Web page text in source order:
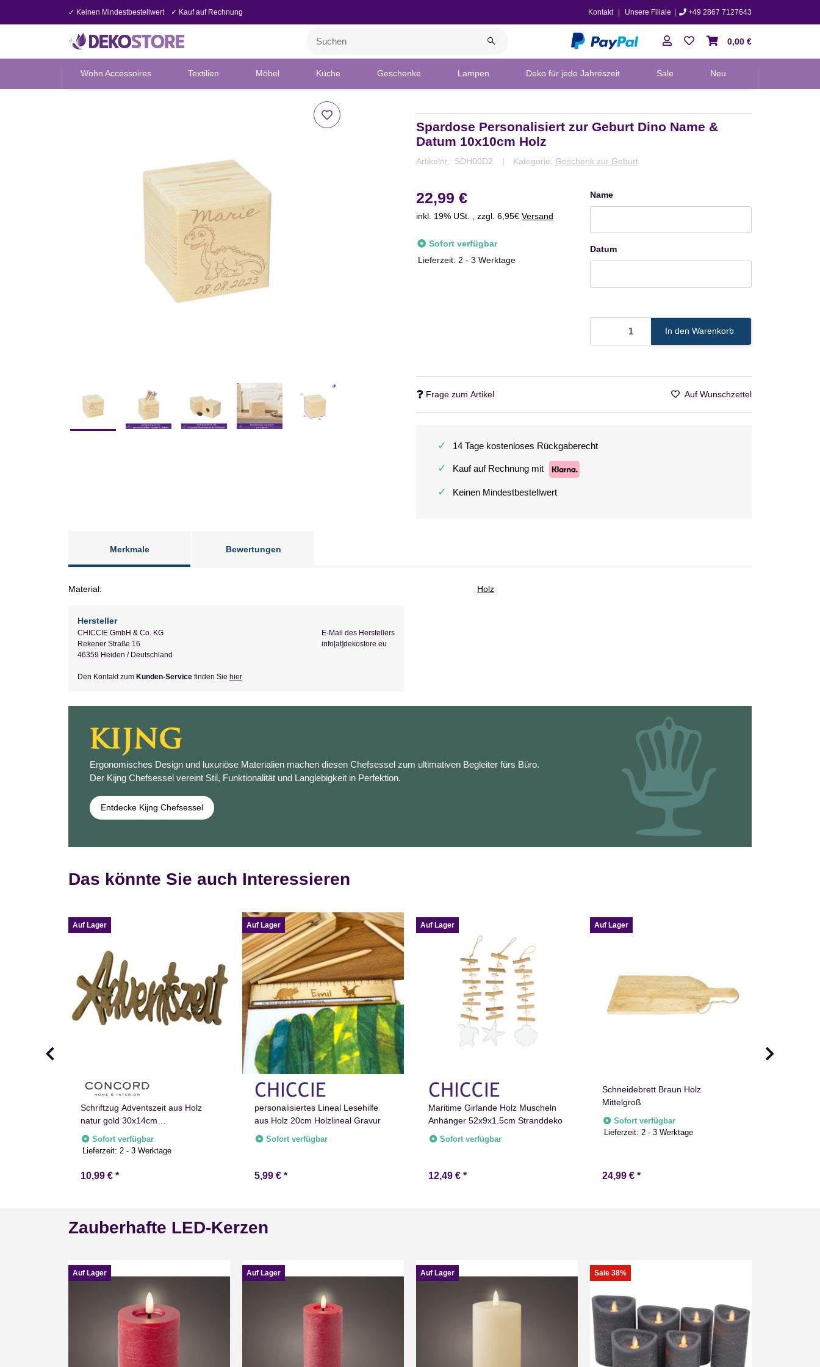
✓ Keinen Mindestbestellwert ✓ Kauf auf Rechnung Kontakt Unsere Filiale +49 2867 7127643
0,00 €
Wohn Accessoires Textilien Möbel Küche Geschenke Lampen Deko für jede Jahreszeit Sale Neu
Spardose Personalisiert zur Geburt Dino Name &
Datum 10x10cm Holz
Artikelnr.: SDH00D2 Kategorie: Geschenk zur Geburt
22,99 €
inkl. 19% USt. , zzgl. 6,95€ Versand
Sofort verfügbar
Lieferzeit: 2 - 3 Werktage
Name
Datum
In den Warenkorb
Frage zum Artikel Auf Wunschzettel
✓ 14 Tage kostenloses Rückgaberecht
✓ Kauf auf Rechnung mit
✓ Keinen Mindestbestellwert
Merkmale Bewertungen
Material: Holz
Hersteller
CHICCIE GmbH & Co. KG
Rekener Straße 16
46359 Heiden / Deutschland
E-Mail des Herstellers
info[at]dekostore.eu
Den Kontakt zum Kunden-Service finden Sie hier
Ergonomisches Design und luxuriöse Materialien machen diesen Chefsessel zum ultimativen Begleiter fürs Büro.
Der Kijng Chefsessel vereint Stil, Funktionalität und Langlebigkeit in Perfektion.
Entdecke Kijng Chefsessel
Das könnte Sie auch Interessieren
Auf Lager
Schriftzug Adventszeit aus Holz
natur gold 30x14cm
Weihnachtsdeko
Sofort verfügbar
Lieferzeit: 2 - 3 Werktage
10,99 € *
Auf Lager
personalisiertes Lineal Lesehilfe
aus Holz 20cm Holzlineal Gravur
Sofort verfügbar
5,99 € *
Auf Lager
Maritime Girlande Holz Muscheln
Anhänger 52x9x1.5cm Stranddeko
Sofort verfügbar
12,49 € *
Auf Lager
Schneidebrett Braun Holz
Mittelgroß
Sofort verfügbar
Lieferzeit: 2 - 3 Werktage
24,99 € *
Zauberhafte LED-Kerzen
Auf Lager Auf Lager Auf Lager Sale 38%